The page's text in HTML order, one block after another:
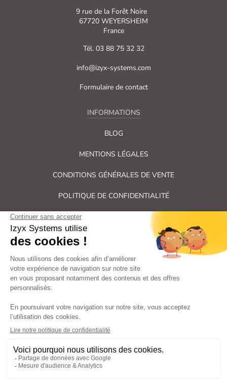
9 rue de la Forêt Noire
67720 WEYERSHEIM
France
Tél. 03 88 75 32 32
info@izyx-systems.com
Formulaire de contact
INFORMATIONS
BLOG
MENTIONS LÉGALES
CONDITIONS GÉNÉRALES DE VENTE
POLITIQUE DE CONFIDENTIALITÉ
Tous droits réservés Izyx Systems ©
Contrôle des accès et verrouillage de porte : serrure électrique,
gâche électrique, ventouse électromagnétique